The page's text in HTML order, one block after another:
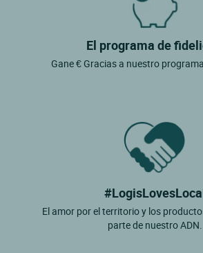
El programa de
Gane € Gracias a nuestro
El amor por el territorio y los
parte de nuestro ADN.